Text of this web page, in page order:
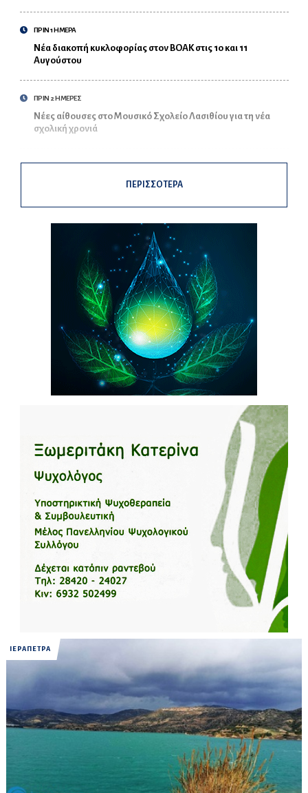
ΠΡΙΝ 1 ΗΜΕΡΑ
Νέα διακοπή κυκλοφορίας στον ΒΟΑΚ στις 10 και 11
Αυγούστου
ΠΡΙΝ 2 ΗΜΕΡΕΣ
Νέες αίθουσες στο Μουσικό Σχολείο Λασιθίου για τη νέα
σχολική χρονιά
ΠΕΡΙΣΣΟΤΕΡΑ
ΙΕΡΑΠΕΤΡΑ